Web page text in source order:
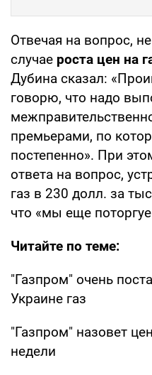
Отвечая на вопрос,
случае роста цен на
Дубина сказал:
говорю, что надо
премьерами, по
постепенно». При
ответа на вопрос,
газ в 230 долл. за
что «мы еще
Читайте по теме:
"Газпром" очень
Украине газ
"Газпром" назовет
недели